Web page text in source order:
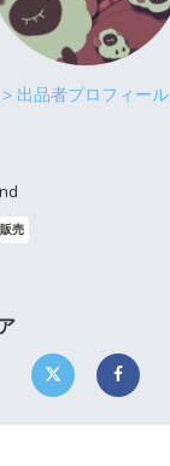
> 出品者プロフィール
売